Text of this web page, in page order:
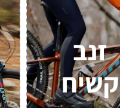
זנב
קשיח